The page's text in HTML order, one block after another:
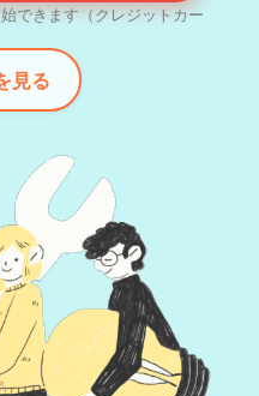
できます（クレジットカー
見る